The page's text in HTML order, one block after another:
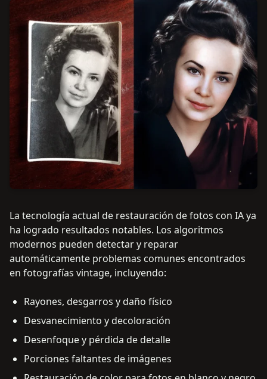
La tecnología actual de restauración de fotos con IA ya
ha logrado resultados notables. Los algoritmos
modernos pueden detectar y reparar
automáticamente problemas comunes encontrados
en fotografías vintage, incluyendo:
Rayones, desgarros y daño físico
Desvanecimiento y decoloración
Desenfoque y pérdida de detalle
Porciones faltantes de imágenes